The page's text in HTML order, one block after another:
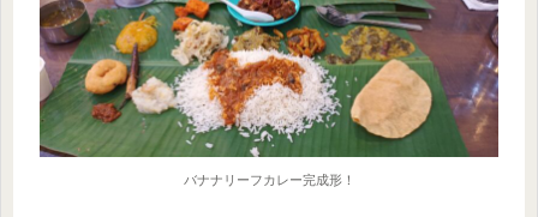
バナナリーフカレー完成形！